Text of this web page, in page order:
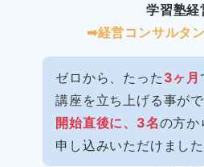
学習塾経
➡︎経営コンサルタ
ゼロから、たった 3ヶ月
講座を立ち上げる事がで
開始直後に、3名の方か
申し込みいただけました